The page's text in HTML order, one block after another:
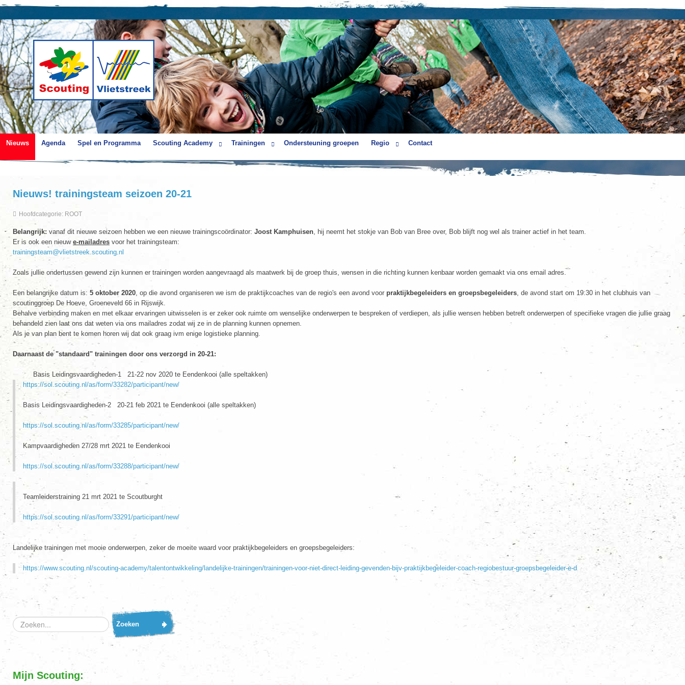
Nieuws Agenda Spel en Programma Scouting Academy Trainingen Ondersteuning groepen Regio Contact
Nieuws! trainingsteam seizoen 20-21
Hoofdcategorie: ROOT
Belangrijk: vanaf dit nieuwe seizoen hebben we een nieuwe trainingscoördinator: Joost Kamphuisen, hij neemt het stokje van Bob van Bree over, Bob blijft nog wel als trainer actief in het team.
Er is ook een nieuw e-mailadres voor het trainingsteam:
trainingsteam@vlietstreek.scouting.nl
Zoals jullie ondertussen gewend zijn kunnen er trainingen worden aangevraagd als maatwerk bij de groep thuis, wensen in die richting kunnen kenbaar worden gemaakt via ons email adres.
Een belangrijke datum is: 5 oktober 2020, op die avond organiseren we ism de praktijkcoaches van de regio's een avond voor praktijkbegeleiders en groepsbegeleiders, de avond start om 19:30 in het clubhuis van
scoutinggroep De Hoeve, Groeneveld 66 in Rijswijk.
Behalve verbinding maken en met elkaar ervaringen uitwisselen is er zeker ook ruimte om wenselijke onderwerpen te bespreken of verdiepen, als jullie wensen hebben betreft onderwerpen of specifieke vragen die jullie graag
behandeld zien laat ons dat weten via ons mailadres zodat wij ze in de planning kunnen opnemen.
Als je van plan bent te komen horen wij dat ook graag ivm enige logistieke planning.
Daarnaast de "standaard" trainingen door ons verzorgd in 20-21:
Basis Leidingsvaardigheden-1 21-22 nov 2020 te Eendenkooi (alle speltakken)
https://sol.scouting.nl/as/form/33282/participant/new/
Basis Leidingsvaardigheden-2 20-21 feb 2021 te Eendenkooi (alle speltakken)
https://sol.scouting.nl/as/form/33285/participant/new/
Kampvaardigheden 27/28 mrt 2021 te Eendenkooi
https://sol.scouting.nl/as/form/33288/participant/new/
Teamleiderstraining 21 mrt 2021 te Scoutburght
https://sol.scouting.nl/as/form/33291/participant/new/
Landelijke trainingen met mooie onderwerpen, zeker de moeite waard voor praktijkbegeleiders en groepsbegeleiders:
https://www.scouting.nl/scouting-academy/talentontwikkeling/landelijke-trainingen/trainingen-voor-niet-direct-leiding-gevenden-bijv-praktijkbegeleider-coach-regiobestuur-groepsbegeleider-e-d
Zoeken...
Zoeken
Mijn Scouting: